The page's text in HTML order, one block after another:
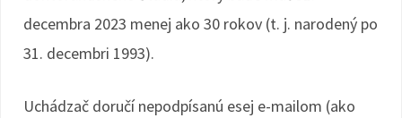
decembra 2023 menej ako 30 rokov (t. j. narodený po
31. decembri 1993).
Uchádzač doručí nepodpísanú esej e-mailom (ako